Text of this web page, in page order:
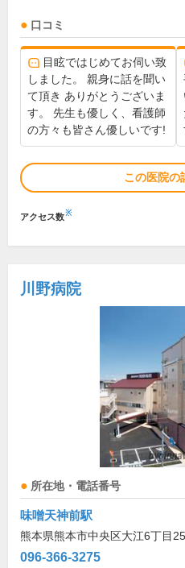
口コミ
目眩ではじめてお伺い致
しました。 親身に話を聞い
て頂き ありがとうございま
す。 先生も優しく、看護師
の方々も皆さん優しいです!
この医院の
アクセス数※
川野病院
所在地・電話番号
味噌天神前駅
熊本県熊本市中央区大江6丁目
096-366-3275